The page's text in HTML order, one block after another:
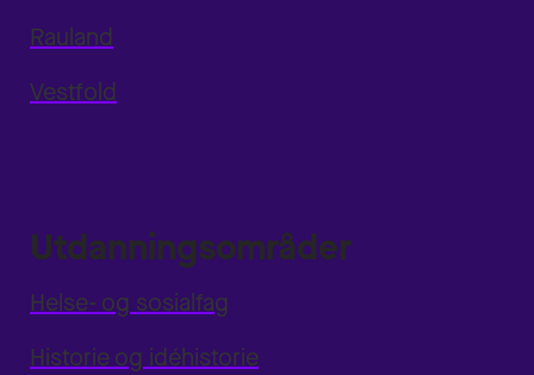
Rauland
Vestfold
Utdanningsområder
Helse- og sosialfag
Historie og idéhistorie